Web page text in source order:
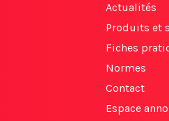
Actualités
Produits et
Fiches
Normes
Contact
Espace